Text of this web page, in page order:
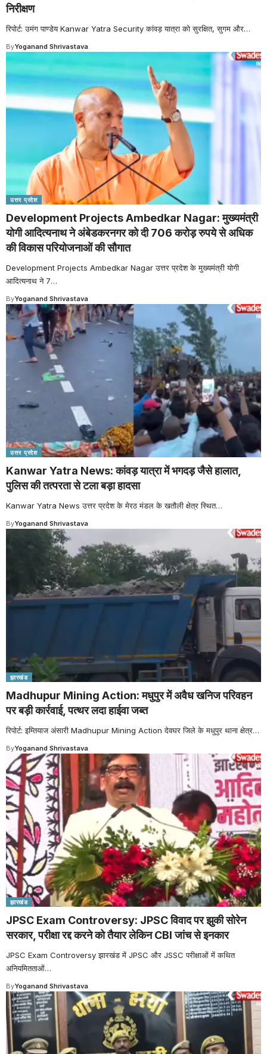
निरीक्षण
रिपोर्ट: उमंग पाण्डेय Kanwar Yatra Security कांवड़ यात्रा को सुरक्षित, सुगम और…
ByYoganand Shrivastava
उत्तर प्रदेश
Development Projects Ambedkar Nagar: मुख्यमंत्री
योगी आदित्यनाथ ने अंबेडकरनगर को दी 706 करोड़ रुपये से अधिक
की विकास परियोजनाओं की सौगात
Development Projects Ambedkar Nagar उत्तर प्रदेश के मुख्यमंत्री योगी
आदित्यनाथ ने 7…
ByYoganand Shrivastava
उत्तर प्रदेश
Kanwar Yatra News: कांवड़ यात्रा में भगदड़ जैसे हालात,
पुलिस की तत्परता से टला बड़ा हादसा
Kanwar Yatra News उत्तर प्रदेश के मेरठ मंडल के खतौली क्षेत्र स्थित…
ByYoganand Shrivastava
झारखंड
Madhupur Mining Action: मधुपुर में अवैध खनिज परिवहन
पर बड़ी कार्रवाई, पत्थर लदा हाईवा जब्त
रिपोर्ट: इम्तियाज अंसारी Madhupur Mining Action देवघर जिले के मधुपुर थाना क्षेत्र…
ByYoganand Shrivastava
झारखंड
JPSC Exam Controversy: JPSC विवाद पर झुकी सोरेन
सरकार, परीक्षा रद्द करने को तैयार लेकिन CBI जांच से इनकार
JPSC Exam Controversy झारखंड में JPSC और JSSC परीक्षाओं में कथित
अनियमितताओं…
ByYoganand Shrivastava